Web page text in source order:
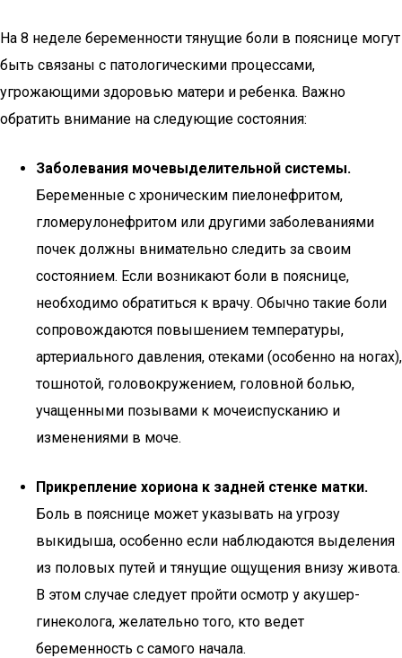
На 8 неделе беременности тянущие боли в пояснице могут
быть связаны с патологическими процессами,
угрожающими здоровью матери и ребенка. Важно
обратить внимание на следующие состояния:
Заболевания мочевыделительной системы.
Беременные с хроническим пиелонефритом,
гломерулонефритом или другими заболеваниями
почек должны внимательно следить за своим
состоянием. Если возникают боли в пояснице,
необходимо обратиться к врачу. Обычно такие боли
сопровождаются повышением температуры,
артериального давления, отеками (особенно на ногах),
тошнотой, головокружением, головной болью,
учащенными позывами к мочеиспусканию и
изменениями в моче.
Прикрепление хориона к задней стенке матки.
Боль в пояснице может указывать на угрозу
выкидыша, особенно если наблюдаются выделения
из половых путей и тянущие ощущения внизу живота.
В этом случае следует пройти осмотр у акушер-
гинеколога, желательно того, кто ведет
беременность с самого начала.